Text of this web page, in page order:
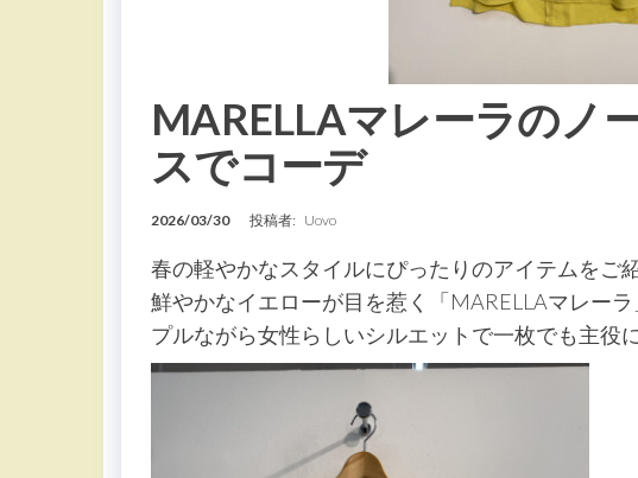
MARELLAマレーラのノ
スでコーデ
2026/03/30 投稿者: Uovo
春の軽やかなスタイルにぴったりのアイテムをご紹
鮮やかなイエローが目を惹く「MARELLAマレー
プルながら女性らしいシルエットで一枚でも主役に